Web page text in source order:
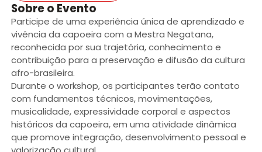
Sobre o Evento
Participe de uma experiência única de aprendizado e
vivência da capoeira com a Mestra Negatana,
reconhecida por sua trajetória, conhecimento e
contribuição para a preservação e difusão da cultura
afro-brasileira.
Durante o workshop, os participantes terão contato
com fundamentos técnicos, movimentações,
musicalidade, expressividade corporal e aspectos
históricos da capoeira, em uma atividade dinâmica
que promove integração, desenvolvimento pessoal e